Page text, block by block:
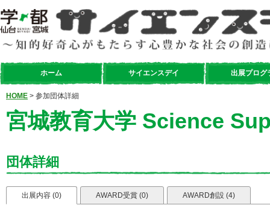
ホーム サイエンスデイ 出展プログ
HOME > 参加団体詳細
宮城教育大学 Science
団体詳細
出展内容 (0) AWARD受賞 (0) AWARD創設 (4)